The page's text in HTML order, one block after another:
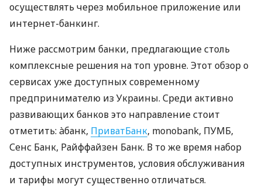
осуществлять через мобильное приложение или
интернет-банкинг.
Ниже рассмотрим банки, предлагающие столь
комплексные решения на топ уровне. Этот обзор о
сервисах уже доступных современному
предпринимателю из Украины. Среди активно
развивающих банков это направление стоит
отметить: àбанк, ПриватБанк, monobank, ПУМБ,
Сенс Банк, Райффайзен Банк. В то же время набор
доступных инструментов, условия обслуживания
и тарифы могут существенно отличаться.